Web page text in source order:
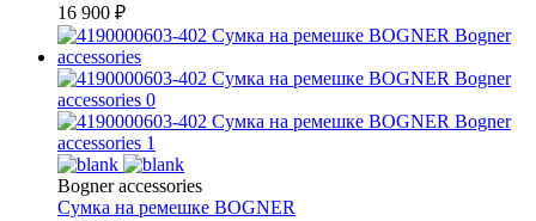
16 900 ₽
Bogner accessories
Сумка на ремешке BOGNER